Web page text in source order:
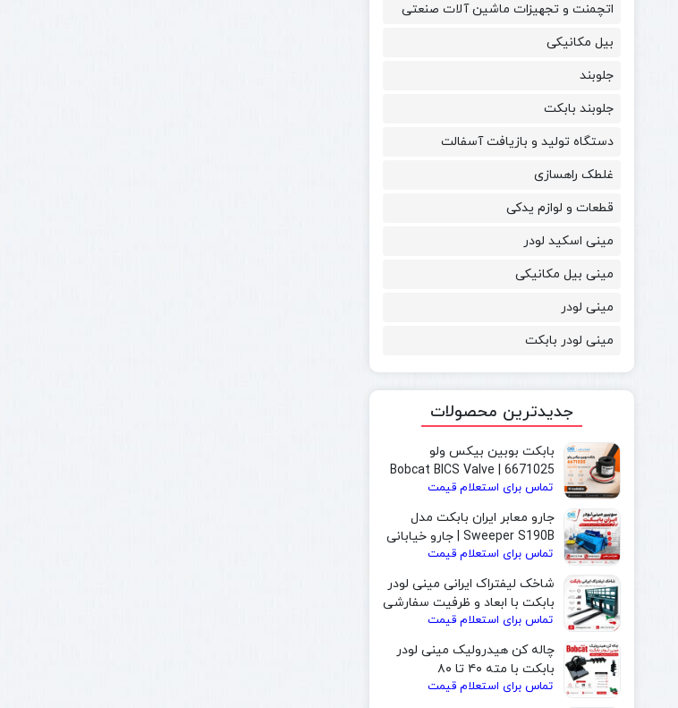
اتچمنت و تجهیزات ماشین آلات صنعتی
بیل مکانیکی
جلوبند
جلوبند بابکت
دستگاه تولید و بازیافت آسفالت
غلطک راهسازی
قطعات و لوازم یدکی
مینی اسکید لودر
مینی بیل مکانیکی
مینی لودر
مینی لودر بابکت
جدیدترین محصولات
بابکت بوبین بیکس ولو
6671025 | Bobcat BICS Valve
Solenoid Coil
تماس برای استعلام قیمت
جارو معابر ایران بابکت مدل
Sweeper S190B | جارو خیابانی
و جارو بابکت مخصوص شهرداری
تماس برای استعلام قیمت
شاخک لیفتراک ایرانی مینی لودر
بابکت با ابعاد و ظرفیت سفارشی
| ایران بابکت
تماس برای استعلام قیمت
چاله کن هیدرولیک مینی لودر
بابکت با مته ۴۰ تا ۸۰
سانتی‌متر | ایران بابکت
تماس برای استعلام قیمت